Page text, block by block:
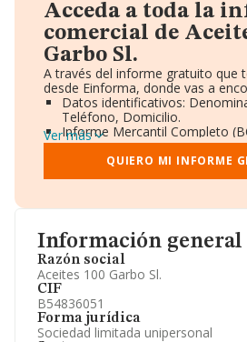
Información general
Razón social
Aceites 100 Garbo Sl.
CIF
B54836051
Forma jurídica
Sociedad limitada unipersonal
Acceda a toda la
comercial de
Garbo Sl.
A través del informe gratuito que
desde Einforma, donde vas a
Datos identificativos:
Teléfono, Domicilio.
Informe Mercantil Completo
Gráficos de Evolución Ventas y
Consejo de Administración y
Directivos y Ejecutivos.
Información oficial y registral
Ver más
QUIERO MI INFORME